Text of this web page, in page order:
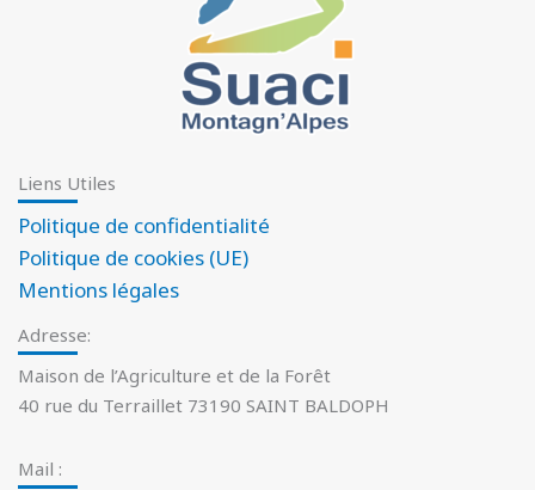
Liens Utiles
Politique de confidentialité
Politique de cookies (UE)
Mentions légales
Adresse:
Maison de l’Agriculture et de la Forêt
40 rue du Terraillet 73190 SAINT BALDOPH
Mail :